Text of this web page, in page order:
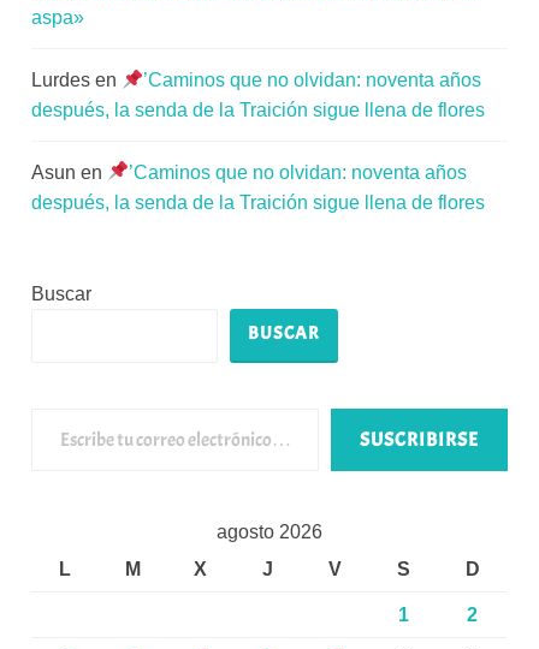
aspa»
Lurdes en
’Caminos que no olvidan: noventa años
después, la senda de la Traición sigue llena de flores
Asun en
’Caminos que no olvidan: noventa años
después, la senda de la Traición sigue llena de flores
Buscar
BUSCAR
SUSCRIBIRSE
agosto 2026
L
M X J V S D
1 2